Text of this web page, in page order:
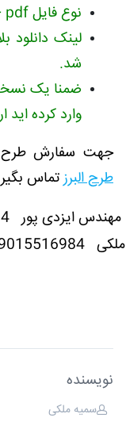
نوع فایل doc + pdf
لینک دانلود
شد.
ضمنا یک
وارد کرده
جهت سفارش طرح
طرح البرزتماس
مهندس ایزدی پور 09369714614
ملکی 09015516984
نویسنده
سمیه ملکی